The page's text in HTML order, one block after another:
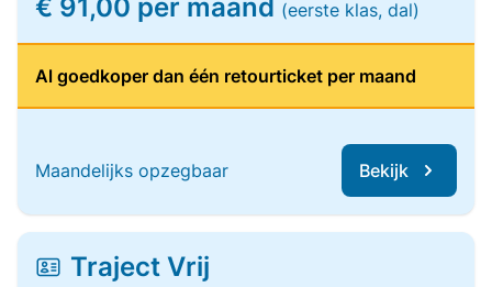
€ 91,00 per maand (eerste klas, dal)
Al goedkoper dan één retourticket per maand
Maandelijks opzegbaar Bekijk
Traject Vrij